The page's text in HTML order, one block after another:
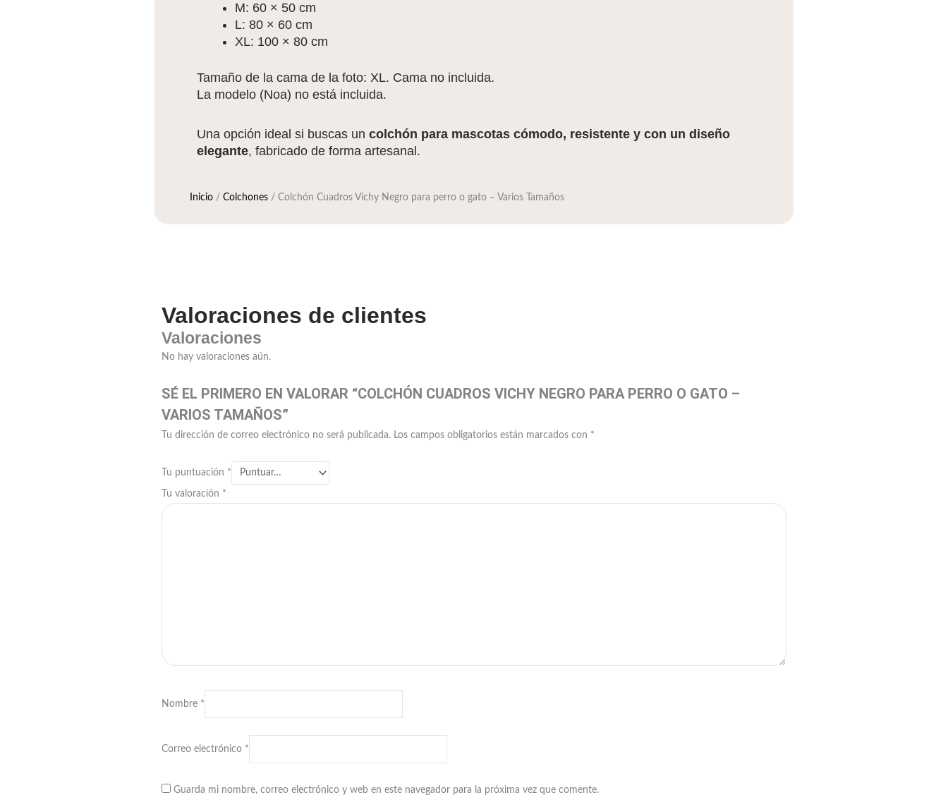
M: 60 × 50 cm
L: 80 × 60 cm
XL: 100 × 80 cm
Tamaño de la cama de la foto: XL. Cama no incluida.
La modelo (Noa) no está incluida.
Una opción ideal si buscas un colchón para mascotas cómodo, resistente y con un diseño
elegante, fabricado de forma artesanal.
Inicio/ Colchones/ Colchón Cuadros Vichy Negro para perro o gato – Varios Tamaños
Valoraciones de clientes
Valoraciones
No hay valoraciones aún.
SÉ EL PRIMERO EN VALORAR “COLCHÓN CUADROS VICHY NEGRO PARA PERRO O GATO –
VARIOS TAMAÑOS”
Tu dirección de correo electrónico no será publicada. Los campos obligatorios están marcados con *
Tu puntuación *
Tu valoración *
Nombre *
Correo electrónico *
Guarda mi nombre, correo electrónico y web en este navegador para la próxima vez que comente.